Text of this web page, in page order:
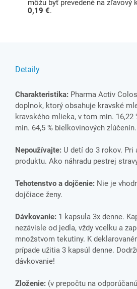
môžu byť prevedené na zľavový
0,19 €.
Detaily
Charakteristika: Pharma Activ
doplnok, ktorý obsahuje kravské
kravského mlieka, v tom min. 16,22
min. 64,5 % bielkovinových zlúčenín.
Nepoužívajte: U detí do 3 rokov. Pri
produktu. Ako náhradu pestrej
Tehotenstvo a dojčenie: Nie je
dojčiace ženy.
Dávkovanie: 1 kapsula 3x denne.
nezávisle od jedla, vždy vcelku a
množstvom tekutiny. K
prípade užitia 3 kapsúl denne.
dávkovanie!
Zloženie: (v prepočtu na